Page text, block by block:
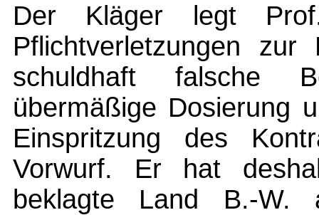
Der Kläger legt
Pflichtverletzungen
schuldhaft falsche
übermäßige Dosierung
Einspritzung des
Vorwurf. Er hat
beklagte Land B.-W.